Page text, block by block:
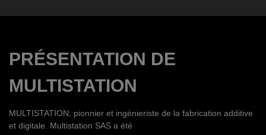
PRÉSENTATION DE
MULTISTATION
MULTISTATION, pionnier et ingénieriste de la fabrication additive
et digitale. Multistation SAS a été